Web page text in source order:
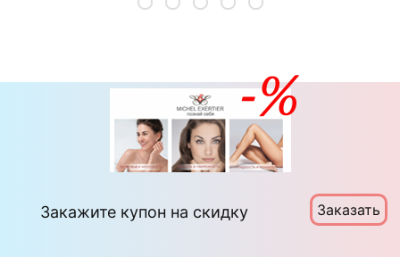
Закажите купон на скидку Заказать